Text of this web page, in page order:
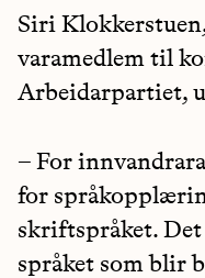
Siri
varamedlem til
Arbeidarpartiet,
– For
for
skriftspråket.
språket som blir